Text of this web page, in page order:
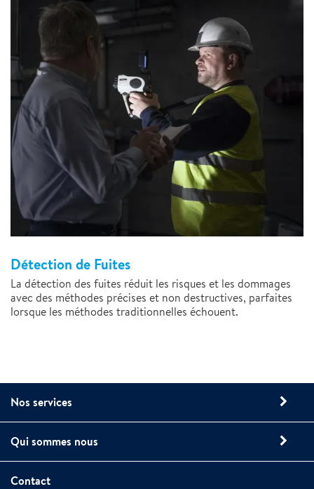
Détection de Fuites
La détection des fuites réduit les risques et les dommages
avec des méthodes précises et non destructives, parfaites
lorsque les méthodes traditionnelles échouent.
Nos services
Qui sommes nous
Contact